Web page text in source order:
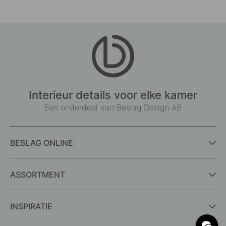
Interieur details voor elke kamer
Een onderdeel van Beslag Design AB
BESLAG ONLINE
ASSORTMENT
INSPIRATIE